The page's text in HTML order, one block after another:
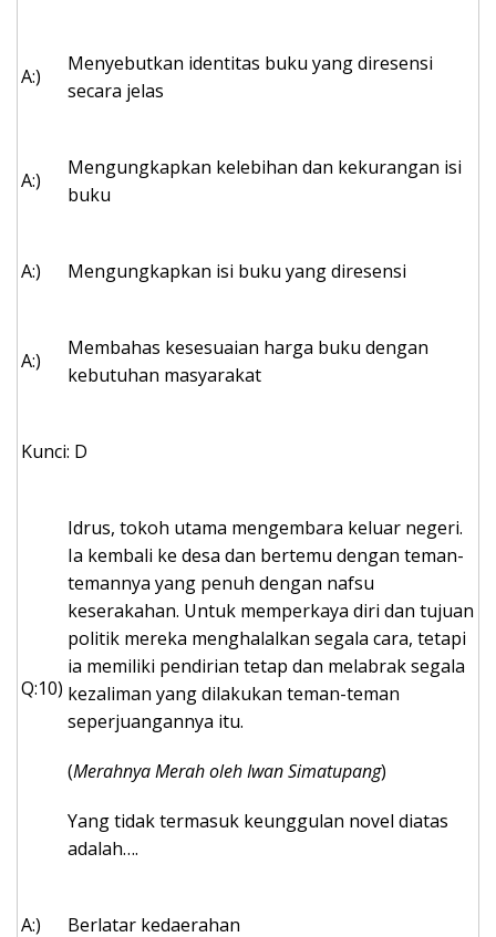
A:)
Menyebutkan identitas buku yang diresensi
secara jelas
A:)
Mengungkapkan kelebihan dan kekurangan isi
buku
A:) Mengungkapkan isi buku yang diresensi
A:)
Membahas kesesuaian harga buku dengan
kebutuhan masyarakat
Kunci: D
Q:10)
Idrus, tokoh utama mengembara keluar negeri.
Ia kembali ke desa dan bertemu dengan teman-
temannya yang penuh dengan nafsu
keserakahan. Untuk memperkaya diri dan tujuan
politik mereka menghalalkan segala cara, tetapi
ia memiliki pendirian tetap dan melabrak segala
kezaliman yang dilakukan teman-teman
seperjuangannya itu.
(Merahnya Merah oleh Iwan Simatupang)
Yang tidak termasuk keunggulan novel diatas
adalah….
A:) Berlatar kedaerahan